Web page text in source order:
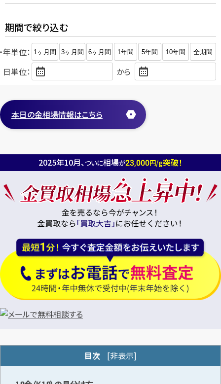
期間で絞り込む
年単位： 1ヶ月間 3ヶ月間 6ヶ月間 1年間 5年間 10年間 全期間
日単位： から
本日の金相場情報はこちら
2025年10月、ついに相場が23,000円/g突破！
目次 [非表示]